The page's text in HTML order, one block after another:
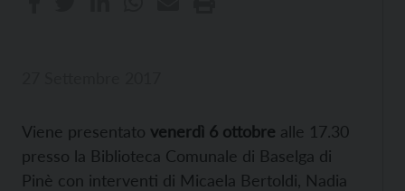
Viene presentato venerdì 6 ottobre alle 17.30
presso la Biblioteca Comunale di Baselga di
Pinè con interventi di Micaela Bertoldi, Nadia